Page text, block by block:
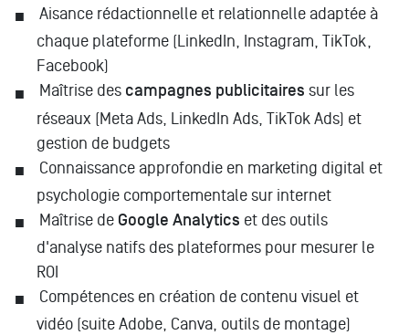
Aisance rédactionnelle et relationnelle adaptée à
chaque plateforme (LinkedIn, Instagram, TikTok,
Facebook)
Maîtrise des campagnes publicitaires sur les
réseaux (Meta Ads, LinkedIn Ads, TikTok Ads) et
gestion de budgets
Connaissance approfondie en marketing digital et
psychologie comportementale sur internet
Maîtrise de Google Analytics et des outils
d'analyse natifs des plateformes pour mesurer le
ROI
Compétences en création de contenu visuel et
vidéo (suite Adobe, Canva, outils de montage)